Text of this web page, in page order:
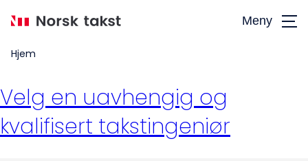
hovedinnhold
Meny
Hjem
Velg en uavhengig og
kvalifisert takstingeniør